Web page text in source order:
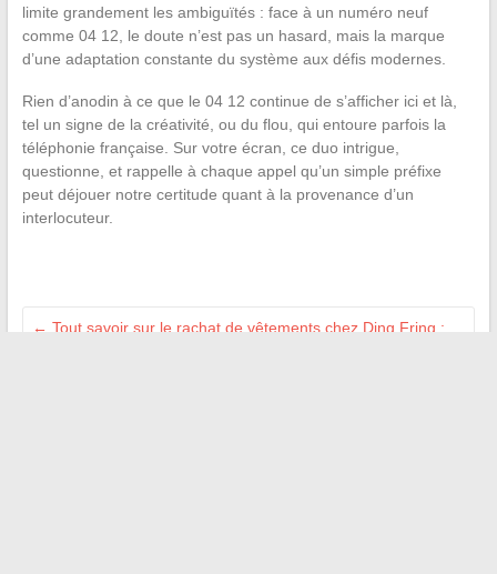
limite grandement les ambiguïtés : face à un numéro neuf
comme 04 12, le doute n’est pas un hasard, mais la marque
d’une adaptation constante du système aux défis modernes.
Rien d’anodin à ce que le 04 12 continue de s’afficher ici et là,
tel un signe de la créativité, ou du flou, qui entoure parfois la
téléphonie française. Sur votre écran, ce duo intrigue,
questionne, et rappelle à chaque appel qu’un simple préfixe
peut déjouer notre certitude quant à la provenance d’un
interlocuteur.
← Tout savoir sur le rachat de vêtements chez Ding Fring :